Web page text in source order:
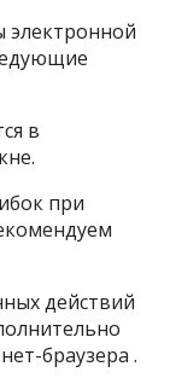
электронной
в
при
действий
браузера .